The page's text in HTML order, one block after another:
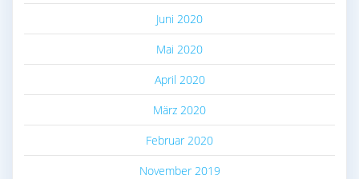
Juni 2020
Mai 2020
April 2020
März 2020
Februar 2020
November 2019